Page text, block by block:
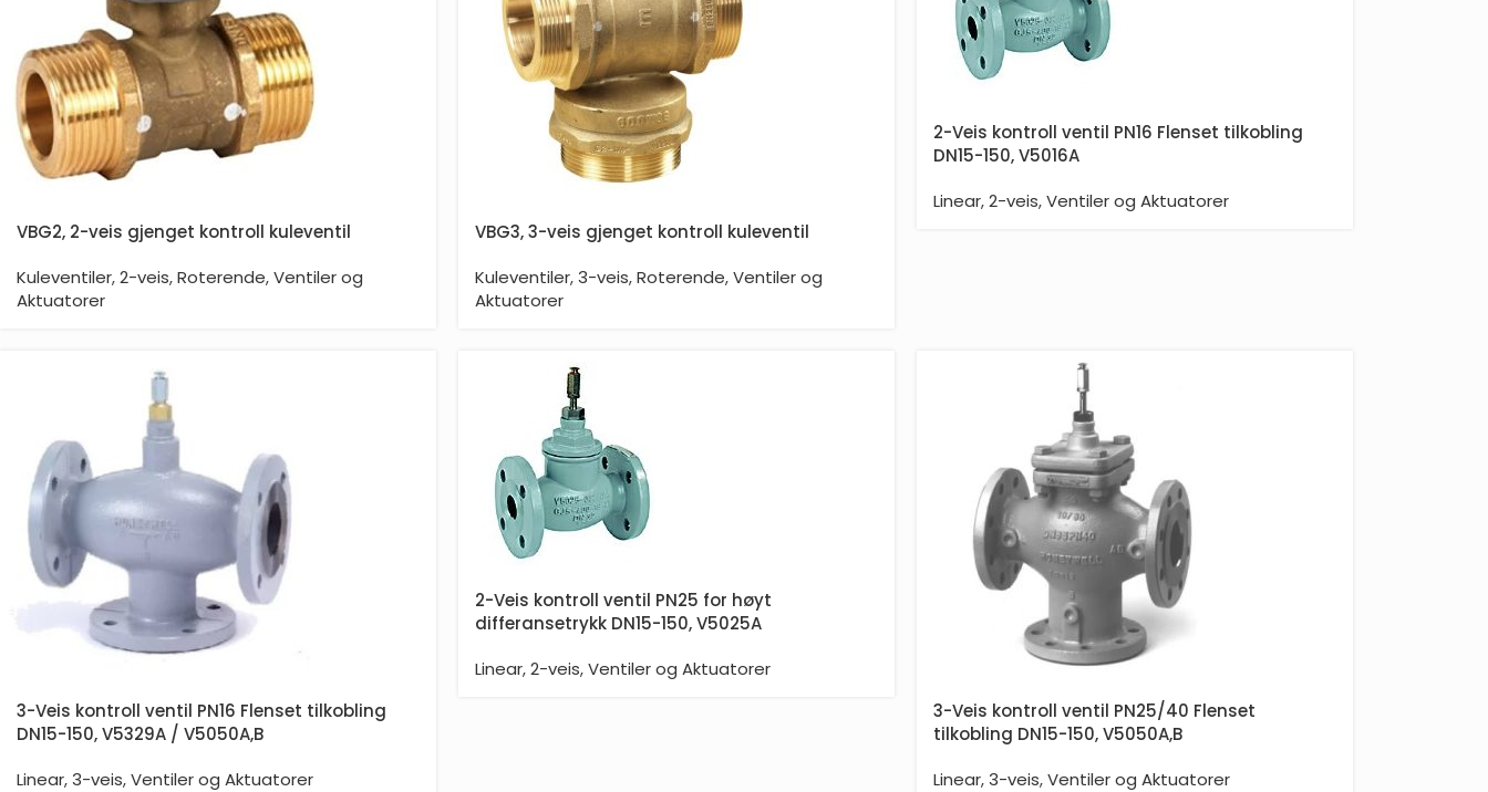
VBG2, 2-veis gjenget kontroll kuleventil
Kuleventiler,2-veis,Roterende,Ventiler og
Aktuatorer
VBG3, 3-veis gjenget kontroll kuleventil
Kuleventiler,3-veis,Roterende,Ventiler og
Aktuatorer
2-Veis kontroll ventil PN16 Flenset tilkobling
DN15-150, V5016A
Linear,2-veis,Ventiler og Aktuatorer
3-Veis kontroll ventil PN16 Flenset tilkobling
DN15-150, V5329A / V5050A,B
Linear,3-veis,Ventiler og Aktuatorer
2-Veis kontroll ventil PN25 for høyt
differansetrykk DN15-150, V5025A
Linear,2-veis,Ventiler og Aktuatorer
3-Veis kontroll ventil PN25/40 Flenset
tilkobling DN15-150, V5050A,B
Linear,3-veis,Ventiler og Aktuatorer